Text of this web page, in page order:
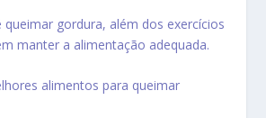
queimar gordura, além dos exercícios
manter a alimentação adequada.
alimentos para queimar